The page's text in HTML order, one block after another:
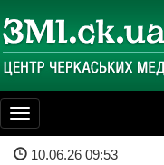
Toggle
navigation
10.06.26 09:53